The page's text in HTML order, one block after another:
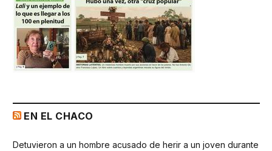
EN EL CHACO
Detuvieron a un hombre acusado de herir a un joven durante